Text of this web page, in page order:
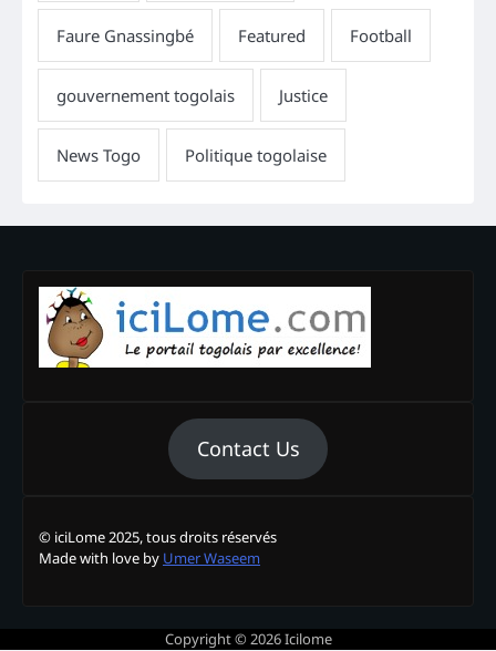
Contact Us
© iciLome 2025, tous droits réservés
Made with love by Umer Waseem
Copyright © 2026Icilome